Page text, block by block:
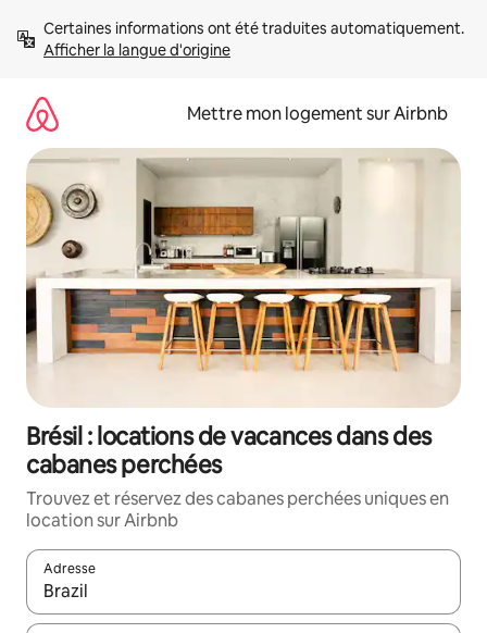
directement
Afficher la langue d'origine
Mettre mon logement sur Airbnb
Brésil : locations de vacances dans des
cabanes perchées
Trouvez et réservez des cabanes perchées uniques en
location sur Airbnb
Adresse
Lorsque les résultats s'affichent, utilisez les flèches vers le